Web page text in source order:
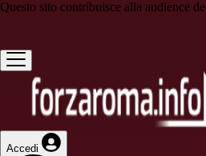
Questo sito contribuisce alla audience de
Accedi